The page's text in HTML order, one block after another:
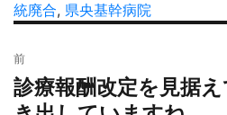
日:
ゴ
統廃合, 県央基幹病院
稿
ナ
前
過
去
診療報酬改定を見据